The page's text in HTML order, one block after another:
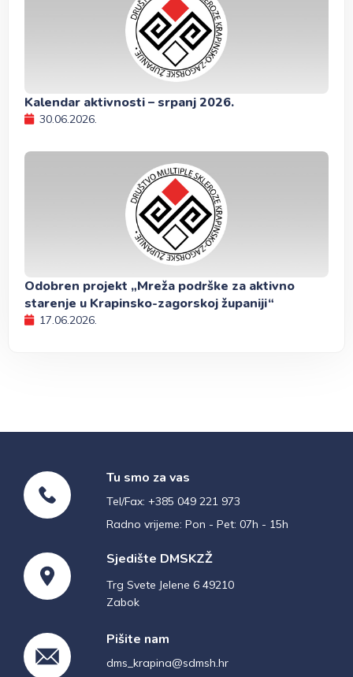
Kalendar aktivnosti – srpanj 2026.
30.06.2026.
Odobren projekt „Mreža podrške za aktivno
starenje u Krapinsko-zagorskoj županiji“
17.06.2026.
Tu smo za vas
Tel/Fax: +385 049 221 973
Radno vrijeme: Pon - Pet: 07h - 15h
Sjedište DMSKZŽ
Trg Svete Jelene 6 49210
Zabok
Pišite nam
dms_krapina@sdmsh.hr